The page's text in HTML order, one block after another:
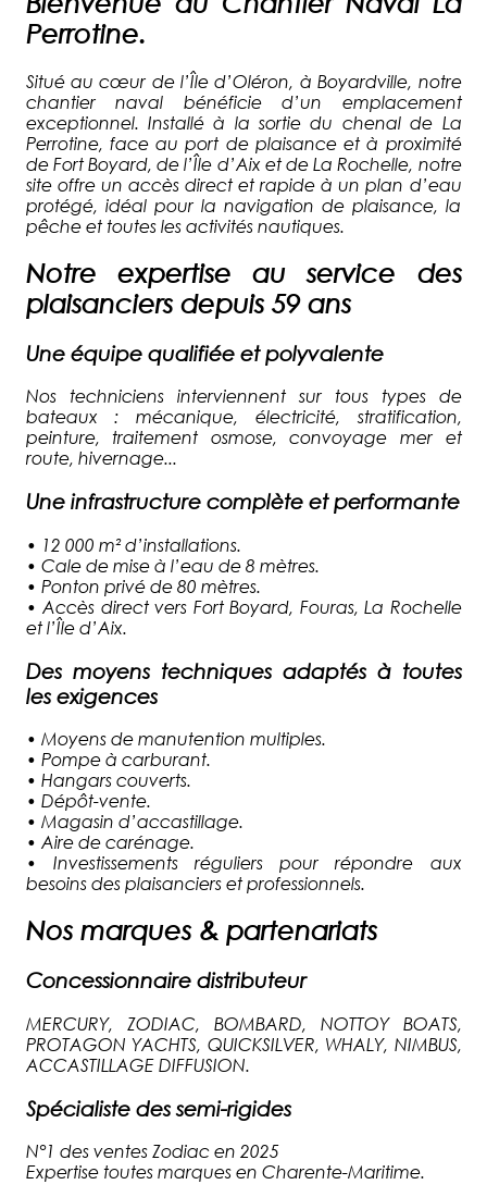
Perrotine.
Situé au cœur de l’Île d’Oléron, à Boyardville, notre
chantier naval bénéficie d’un emplacement
exceptionnel. Installé à la sortie du chenal de La
Perrotine, face au port de plaisance et à proximité
de Fort Boyard, de l’Île d’Aix et de La Rochelle, notre
site offre un accès direct et rapide à un plan d’eau
protégé, idéal pour la navigation de plaisance, la
pêche et toutes les activités nautiques.
Notre expertise au service des
plaisanciers depuis 59 ans
Une équipe qualifiée et polyvalente
Nos techniciens interviennent sur tous types de
bateaux : mécanique, électricité, stratification,
peinture, traitement osmose, convoyage mer et
route, hivernage...
Une infrastructure complète et performante
• 12 000 m² d’installations.
• Cale de mise à l’eau de 8 mètres.
• Ponton privé de 80 mètres.
• Accès direct vers Fort Boyard, Fouras, La Rochelle
et l’Île d’Aix.
Des moyens techniques adaptés à toutes
les exigences
• Moyens de manutention multiples.
• Pompe à carburant.
• Hangars couverts.
• Dépôt-vente.
• Magasin d’accastillage.
• Aire de carénage.
•
Investissements réguliers pour répondre aux
besoins des plaisanciers et professionnels.
Nos marques & partenariats
Concessionnaire distributeur
MERCURY, ZODIAC, BOMBARD, NOTTOY BOATS,
PROTAGON YACHTS, QUICKSILVER, WHALY, NIMBUS,
ACCASTILLAGE DIFFUSION.
Spécialiste des semi-rigides
N°1 des ventes Zodiac en 2025
Expertise toutes marques en Charente-Maritime.